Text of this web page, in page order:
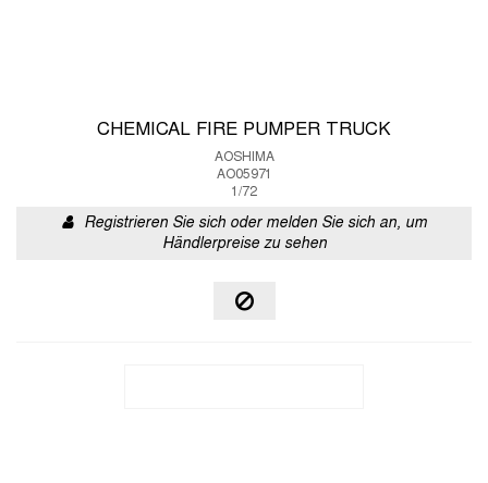
CHEMICAL FIRE PUMPER TRUCK
AOSHIMA
AO05971
1/72
Registrieren Sie sich oder melden Sie sich an, um
Händlerpreise zu sehen